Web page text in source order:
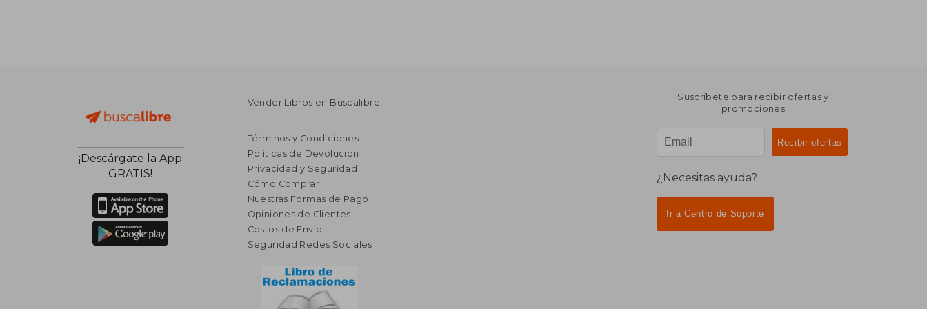
¡Descárgate la App
GRATIS!
Vender Libros en Buscalibre
Términos y Condiciones
Políticas de Devolución
Privacidad y Seguridad
Cómo Comprar
Nuestras Formas de Pago
Opiniones de Clientes
Costos de Envío
Seguridad Redes Sociales
Suscríbete para recibir ofertas y
promociones
¿Necesitas ayuda?
Ir a Centro de Soporte